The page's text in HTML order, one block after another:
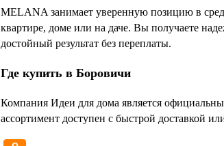
MELANA занимает уверенную позицию в
квартире, доме или на даче. Вы получаете
достойный результат без переплаты.
Где купить в Боровичи
Компания Идеи для дома является
ассортимент доступен с быстрой доставкой